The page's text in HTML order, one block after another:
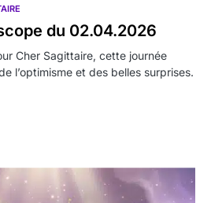
du 02.04.2026
Cher Sagittaire, cette journée
l’optimisme et des belles surprises.